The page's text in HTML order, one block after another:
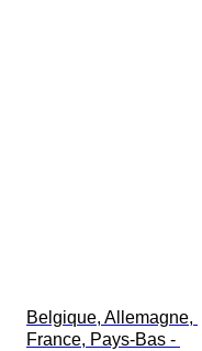
Belgique, Allemagne,
France, Pays-Bas -